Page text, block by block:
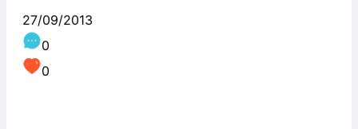
27/09/2013
0
0